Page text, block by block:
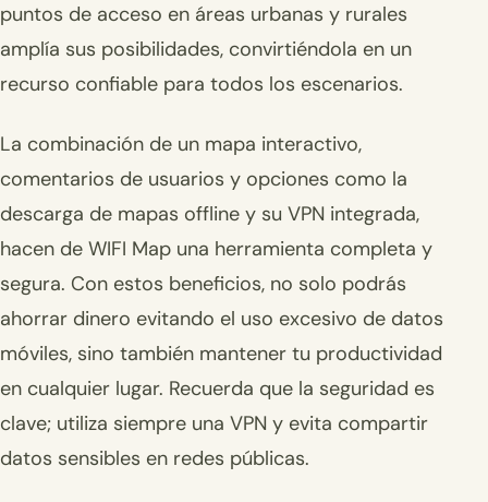
puntos de acceso en áreas urbanas y rurales
amplía sus posibilidades, convirtiéndola en un
recurso confiable para todos los escenarios.
La combinación de un mapa interactivo,
comentarios de usuarios y opciones como la
descarga de mapas offline y su VPN integrada,
hacen de WIFI Map una herramienta completa y
segura. Con estos beneficios, no solo podrás
ahorrar dinero evitando el uso excesivo de datos
móviles, sino también mantener tu productividad
en cualquier lugar. Recuerda que la seguridad es
clave; utiliza siempre una VPN y evita compartir
datos sensibles en redes públicas.